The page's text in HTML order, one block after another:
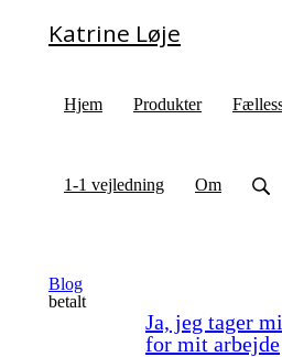
Katrine Løje
Hjem Produkter
1-1 vejledning Om
Blog
betalt
Ja, jeg tager
for mit arbejde